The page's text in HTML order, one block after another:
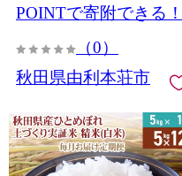
POINTで寄附できる！
（0）
秋田県由利本荘市